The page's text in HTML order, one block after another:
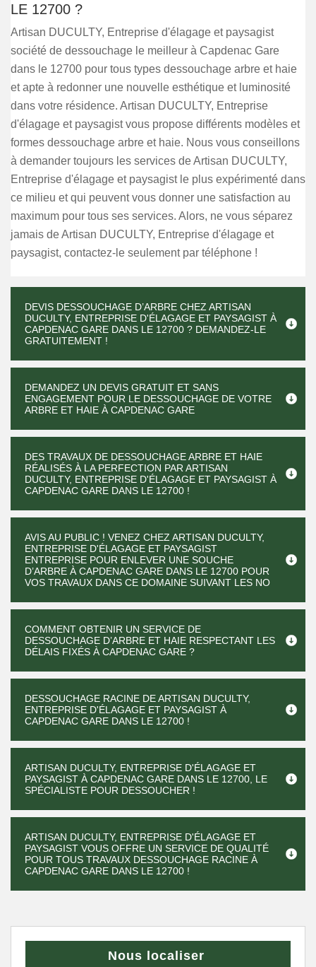
LE 12700 ?
Artisan DUCULTY, Entreprise d'élagage et paysagist
société de dessouchage le meilleur à Capdenac Gare
dans le 12700 pour tous types dessouchage arbre et haie
et apte à redonner une nouvelle esthétique et luminosité
dans votre résidence. Artisan DUCULTY, Entreprise
d'élagage et paysagist vous propose différents modèles et
formes dessouchage arbre et haie. Nous vous conseillons
à demander toujours les services de Artisan DUCULTY,
Entreprise d'élagage et paysagist le plus expérimenté dans
ce milieu et qui peuvent vous donner une satisfaction au
maximum pour tous ses services. Alors, ne vous séparez
jamais de Artisan DUCULTY, Entreprise d'élagage et
paysagist, contactez-le seulement par téléphone !
DEVIS DESSOUCHAGE D’ARBRE CHEZ ARTISAN
DUCULTY, ENTREPRISE D'ÉLAGAGE ET PAYSAGIST À
CAPDENAC GARE DANS LE 12700 ? DEMANDEZ-LE
GRATUITEMENT !
DEMANDEZ UN DEVIS GRATUIT ET SANS
ENGAGEMENT POUR LE DESSOUCHAGE DE VOTRE
ARBRE ET HAIE À CAPDENAC GARE
DES TRAVAUX DE DESSOUCHAGE ARBRE ET HAIE
RÉALISÉS À LA PERFECTION PAR ARTISAN
DUCULTY, ENTREPRISE D'ÉLAGAGE ET PAYSAGIST À
CAPDENAC GARE DANS LE 12700 !
AVIS AU PUBLIC ! VENEZ CHEZ ARTISAN DUCULTY,
ENTREPRISE D'ÉLAGAGE ET PAYSAGIST
ENTREPRISE POUR ENLEVER UNE SOUCHE
D’ARBRE À CAPDENAC GARE DANS LE 12700 POUR
VOS TRAVAUX DANS CE DOMAINE SUIVANT LES NO
COMMENT OBTENIR UN SERVICE DE
DESSOUCHAGE D’ARBRE ET HAIE RESPECTANT LES
DÉLAIS FIXÉS À CAPDENAC GARE ?
DESSOUCHAGE RACINE DE ARTISAN DUCULTY,
ENTREPRISE D'ÉLAGAGE ET PAYSAGIST À
CAPDENAC GARE DANS LE 12700 !
ARTISAN DUCULTY, ENTREPRISE D'ÉLAGAGE ET
PAYSAGIST À CAPDENAC GARE DANS LE 12700, LE
SPÉCIALISTE POUR DESSOUCHER !
ARTISAN DUCULTY, ENTREPRISE D'ÉLAGAGE ET
PAYSAGIST VOUS OFFRE UN SERVICE DE QUALITÉ
POUR TOUS TRAVAUX DESSOUCHAGE RACINE À
CAPDENAC GARE DANS LE 12700 !
Nous localiser